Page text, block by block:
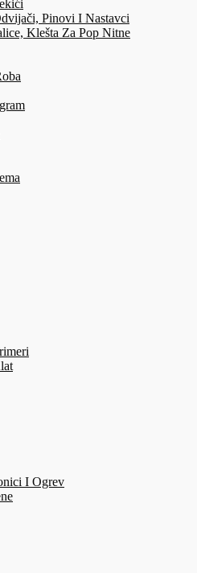
Pinovi I Nastavci
Klešta Za Pop Nitne
I Ogrev